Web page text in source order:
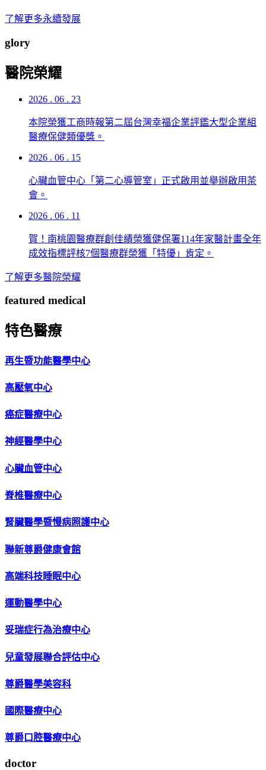
了解更多永續發展
glory
醫院榮耀
2026 . 06 . 23
本院榮獲工商時報第二屆台灣幸福企業評鑑大型企業組
醫療保健類優獎。
2026 . 06 . 15
心臟血管中心「第二心導管室」正式啟用並舉辦啟用茶
會。
2026 . 06 . 11
賀！南桃園醫療群創佳績榮獲健保署114年家醫計畫全年
成效指標評核7個醫療群榮獲「特優」肯定。
了解更多醫院榮耀
featured medical
特色醫療
再生暨功能醫學中心
高壓氧中心
癌症醫療中心
神經醫學中心
心臟血管中心
脊椎醫療中心
腎臟醫學暨慢病照護中心
聯新尊爵健康會館
高端科技睡眠中心
運動醫學中心
妥瑞症行為治療中心
兒童發展聯合評估中心
尊爵醫學美容科
國際醫療中心
尊爵口腔醫療中心
doctor